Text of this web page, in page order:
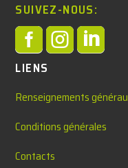
SUIVEZ-NOUS:

LIENS
Renseignements
Conditions générales
Contacts